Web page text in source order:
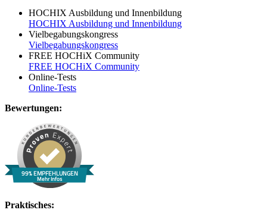
HOCHIX Ausbildung und Innenbildung
HOCHIX Ausbildung und Innenbildung
Vielbegabungskongress
Vielbegabungskongress
FREE HOCHiX Community
FREE HOCHiX Community
Online-Tests
Online-Tests
Bewertungen:
99% EMPFEHLUNGEN
Mehr Infos
Praktisches: